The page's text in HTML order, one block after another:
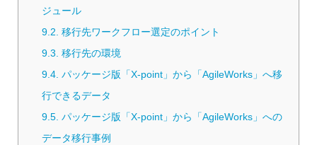
ジュール
9.2. 移行先ワークフロー選定のポイント
9.3. 移行先の環境
9.4. パッケージ版「X-point」から「AgileWorks」へ移
行できるデータ
9.5. パッケージ版「X-point」から「AgileWorks」への
データ移行事例